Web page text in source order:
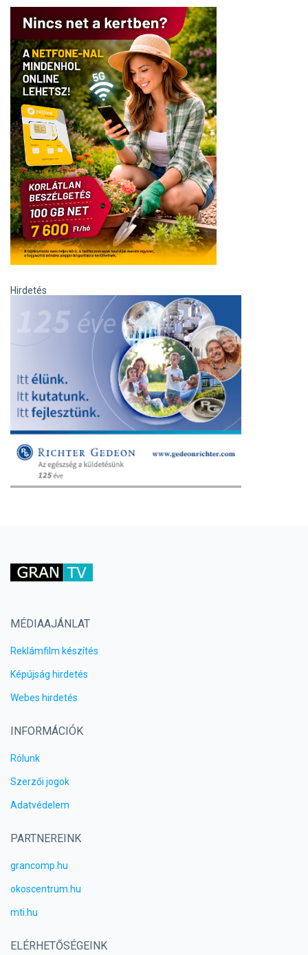
Hirdetés
MÉDIAAJÁNLAT
Reklámfilm készítés
Képújság hirdetés
Webes hirdetés
INFORMÁCIÓK
Rólunk
Szerzői jogok
Adatvédelem
PARTNEREINK
grancomp.hu
okoscentrum.hu
mti.hu
ELÉRHETŐSÉGEINK